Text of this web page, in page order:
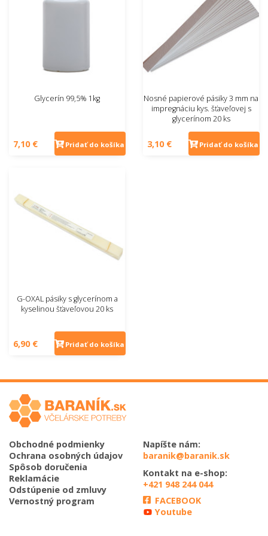
Glycerín 99,5% 1kg
7,10 € Pridať do košíka
Nosné papierové pásiky 3 mm na
impregnáciu kys. šťaveľovej s
glycerínom 20 ks
3,10 € Pridať do košíka
G-OXAL pásiky s glycerínom a
kyselinou šťaveľovou 20 ks
6,90 € Pridať do košíka
Obchodné podmienky
Ochrana osobných údajov
Spôsob doručenia
Reklamácie
Odstúpenie od zmluvy
Vernostný program
Napíšte nám:
baranik@baranik.sk
Kontakt na e-shop:
+421 948 244 044
FACEBOOK
Youtube